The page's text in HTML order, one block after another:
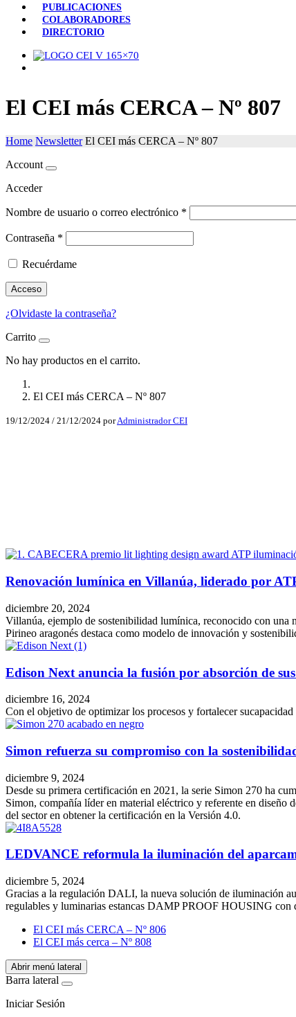
PUBLICACIONES
COLABORADORES
DIRECTORIO
El CEI más CERCA – Nº 807
Home Newsletter El CEI más CERCA – Nº 807
Account
Acceder
Nombre de usuario o correo electrónico *
Contraseña *
Recuérdame
Acceso
¿Olvidaste la contraseña?
Carrito
No hay productos en el carrito.
El CEI más CERCA – Nº 807
19/12/2024 / 21/12/2024 porAdministrador CEI
WhatsApp
Renovación lumínica en Villanúa, liderado por
diciembre 20, 2024
Villanúa, ejemplo de sostenibilidad lumínica, reconocido con
Pirineo aragonés destaca como modelo de innovación y
Edison Next anuncia la fusión por absorción de sus
diciembre 16, 2024
Con el objetivo de optimizar los procesos y fortalecer
Simon refuerza su compromiso con la
diciembre 9, 2024
Desde su primera certificación en 2021, la serie Simon 270 ha
Simon, compañía líder en material eléctrico y referente en
del sector en obtener la certificación en la Versión 4.0.
LEDVANCE reformula la iluminación del
diciembre 5, 2024
Gracias a la regulación DALI, la nueva solución de iluminación
regulables y luminarias estancas DAMP PROOF HOUSING con
El CEI más CERCA – Nº 806
El CEI más cerca – Nº 808
Abrir menú lateral
Barra lateral
Iniciar Sesión